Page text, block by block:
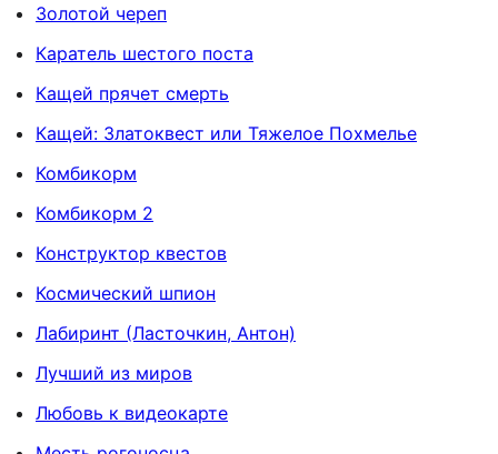
Золотой череп
Каратель шестого поста
Кащей прячет смерть
Кащей: Златоквест или Тяжелое Похмелье
Комбикорм
Комбикорм 2
Конструктор квестов
Космический шпион
Лабиринт (Ласточкин, Антон)
Лучший из миров
Любовь к видеокарте